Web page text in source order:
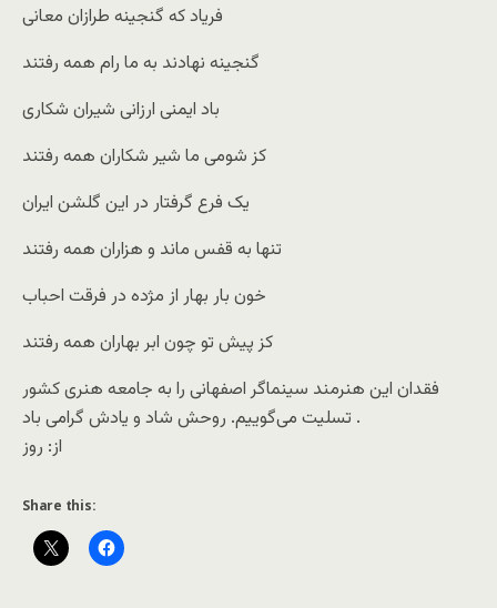
فریاد که گنجینه طرازان معانی
گنجینه نهادند به ما رام همه رفتند
باد ایمنی ارزانی شیران شکاری
کز شومی ما شیر شکاران همه رفتند
یک فرع گرفتار در این گلشن ایران
تنها به قفس ماند و هزاران همه رفتند
خون بار بهار از مژده در فرقت احباب
کز پیش تو چون ابر بهاران همه رفتند
فقدان این هنرمند سینماگر اصفهانی را به جامعه هنری كشور
تسلیت می‌گوییم. روحش شاد و یادش گرامی باد .
از: روز
Share this: